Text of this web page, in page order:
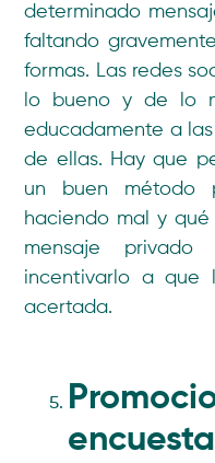
determinado
faltando
formas. Las redes
lo bueno y de lo
educadamente a
de ellas. Hay que
un buen método
haciendo mal y qué
mensaje
incentivarlo a que
acertada.